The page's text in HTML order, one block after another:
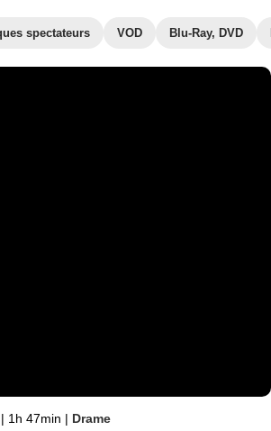
spectateurs VOD Blu-Ray, DVD
| 1h 47min | Drame